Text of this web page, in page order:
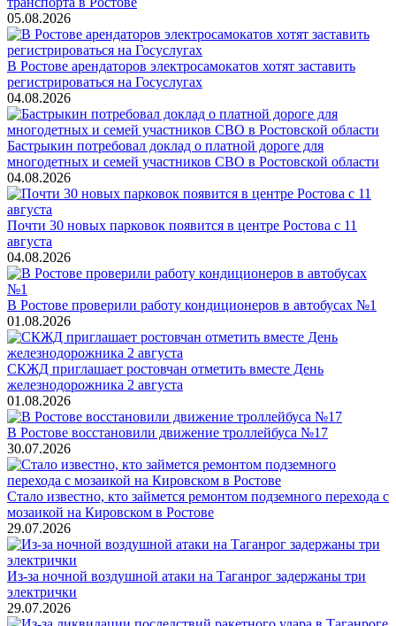
05.08.2026
В Ростове арендаторов электросамокатов хотят заставить
регистрироваться на Госуслугах
04.08.2026
Бастрыкин потребовал доклад о платной дороге для
многодетных и семей участников СВО в Ростовской области
04.08.2026
Почти 30 новых парковок появится в центре Ростова с 11
августа
04.08.2026
В Ростове проверили работу кондиционеров в автобусах №1
01.08.2026
СКЖД приглашает ростовчан отметить вместе День
железнодорожника 2 августа
01.08.2026
В Ростове восстановили движение троллейбуса №17
30.07.2026
Стало известно, кто займется ремонтом подземного перехода с
мозаикой на Кировском в Ростове
29.07.2026
Из-за ночной воздушной атаки на Таганрог задержаны три
электрички
29.07.2026